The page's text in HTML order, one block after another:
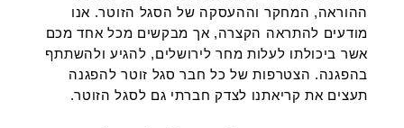
ההוראה, המחקר וההעסקה של הסגל הזוטר. אנו
מודעים להתראה הקצרה, אך מבקשים מכל אחד מכם
אשר ביכולתו לעלות מחר לירושלים, להגיע ולהשתתף
בהפגנה. הצטרפות של כל חבר סגל זוטר להפגנה
תעצים את קריאתנו לצדק חברתי גם לסגל הזוטר.